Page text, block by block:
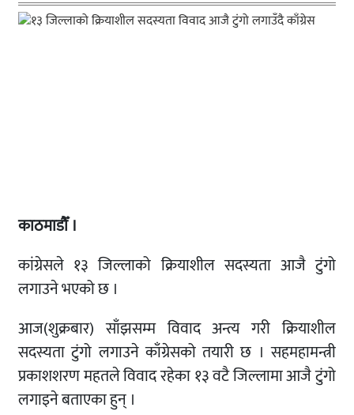
काठमाडौँ ।
कांग्रेसले १३ जिल्लाको क्रियाशील सदस्यता आजै टुंगो
लगाउने भएको छ ।
आज(शुक्रबार) साँझसम्म विवाद अन्त्य गरी क्रियाशील
सदस्यता टुंगो लगाउने काँग्रेसको तयारी छ । सहमहामन्त्री
प्रकाशशरण महतले विवाद रहेका १३ वटै जिल्लामा आजै टुंगो
लगाइने बताएका हुन् ।